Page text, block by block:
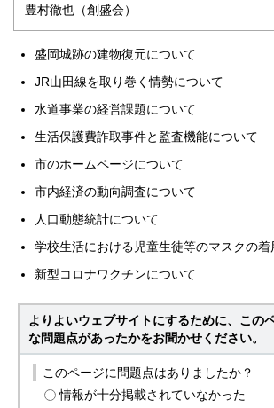
豊村徹也（創盛会）
盛岡城跡の建物復元について
JR山田線を取り巻く情勢について
水道事業の経営課題について
生活保護費詐取事件と監査機能について
市のホームページについて
市内経済の動向調査について
人口動態統計について
学校生活における児童生徒等のマスクの着
新型コロナワクチンについて
よりよいウェブサイトにするために、この
な問題点があったかをお聞かせください。
このページに問題点はありましたか？
情報が十分掲載されていなかった